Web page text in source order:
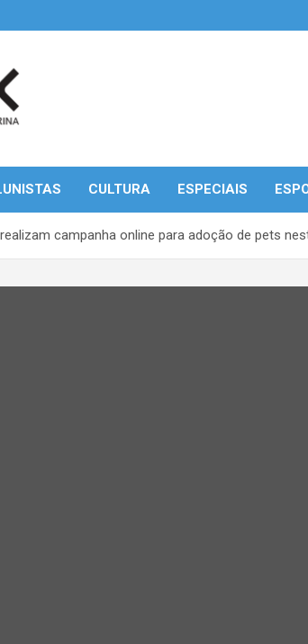
CULTURA ESPECIAIS
campanha online para adoção de pets